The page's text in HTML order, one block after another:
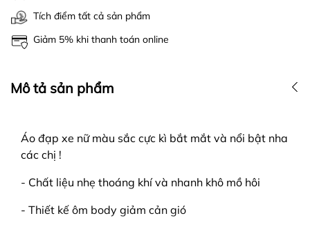
Tích điểm tất cả sản phẩm
Giảm 5% khi thanh toán online
Mô tả sản phẩm
Áo đạp xe nữ màu sắc cực kì bắt mắt và nổi bật nha
các chị !
- Chất liệu nhẹ thoáng khí và nhanh khô mồ hôi
- Thiết kế ôm body giảm cản gió